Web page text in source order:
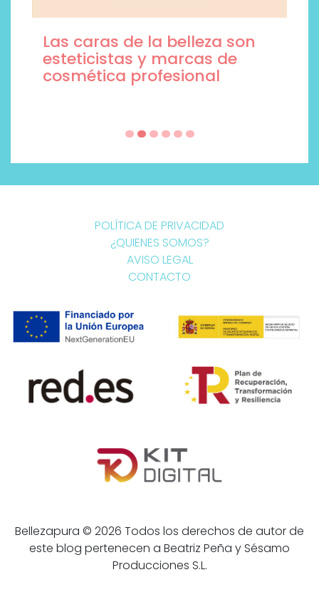
Las caras de la belleza son
esteticistas y marcas de
cosmética profesional
POLÍTICA DE PRIVACIDAD
¿QUIENES SOMOS?
AVISO LEGAL
CONTACTO
Bellezapura © 2026 Todos los derechos de autor de
este blog pertenecen a Beatriz Peña y Sésamo
Producciones S.L.